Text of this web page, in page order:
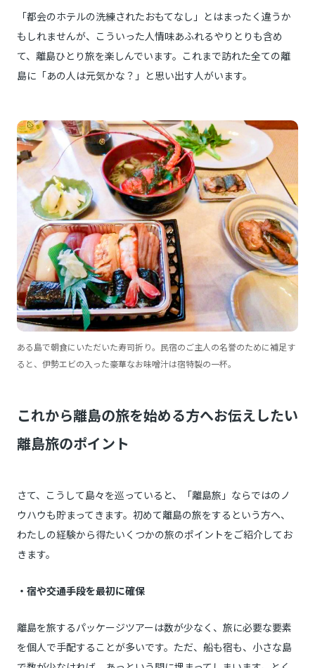
「都会のホテルの洗練されたおもてなし」とはまったく違うか
もしれませんが、こういった人情味あふれるやりとりも含め
て、離島ひとり旅を楽しんでいます。これまで訪れた全ての離
島に「あの人は元気かな？」と思い出す人がいます。
ある島で朝食にいただいた寿司折り。民宿のご主人の名誉のために補足す
ると、伊勢エビの入った豪華なお味噌汁は宿特製の一杯。
これから離島の旅を始める方へお伝えしたい
離島旅のポイント
さて、こうして島々を巡っていると、「離島旅」ならではのノ
ウハウも貯まってきます。初めて離島の旅をするという方へ、
わたしの経験から得たいくつかの旅のポイントをご紹介してお
きます。
・宿や交通手段を最初に確保
離島を旅するパッケージツアーは数が少なく、旅に必要な要素
を個人で手配することが多いです。ただ、船も宿も、小さな島